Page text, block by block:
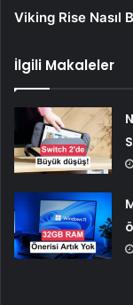
Viking Rise Nasıl
İlgili Makaleler